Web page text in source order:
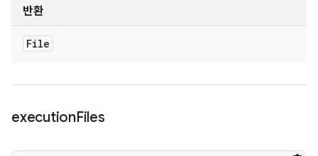
반환
File
executionFiles